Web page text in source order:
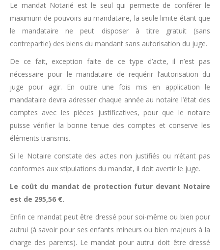
Le mandat Notarié est le seul qui permette de conférer le
maximum de pouvoirs au mandataire, la seule limite étant que
le mandataire ne peut disposer à titre gratuit (sans
contrepartie) des biens du mandant sans autorisation du juge.
De ce fait, exception faite de ce type d’acte, il n’est pas
nécessaire pour le mandataire de requérir l’autorisation du
juge pour agir. En outre une fois mis en application le
mandataire devra adresser chaque année au notaire l’état des
comptes avec les pièces justificatives, pour que le notaire
puisse vérifier la bonne tenue des comptes et conserve les
éléments transmis.
Si le Notaire constate des actes non justifiés ou n’étant pas
conformes aux stipulations du mandat, il doit avertir le juge.
Le coût du mandat de protection futur devant Notaire
est de 295,56 €.
Enfin ce mandat peut être dressé pour soi-même ou bien pour
autrui (à savoir pour ses enfants mineurs ou bien majeurs à la
charge des parents). Le mandat pour autrui doit être dressé